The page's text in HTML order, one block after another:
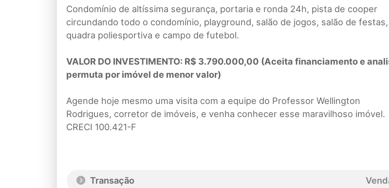
Condomínio de altíssima segurança, portaria e ronda 24h, pista de cooper
circundando todo o condomínio, playground, salão de jogos, salão de festas,
quadra poliesportiva e campo de futebol.
VALOR DO INVESTIMENTO: R$ 3.790.000,00 (Aceita financiamento e
permuta por imóvel de menor valor)
Agende hoje mesmo uma visita com a equipe do Professor Wellington
Rodrigues, corretor de imóveis, e venha conhecer esse maravilhoso imóvel.
CRECI 100.421-F
Transação